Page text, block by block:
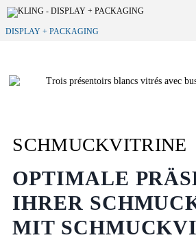
DISPLAY + PACKAGING
SCHMUCKVITRINE
OPTIMALE
IHRER
MIT